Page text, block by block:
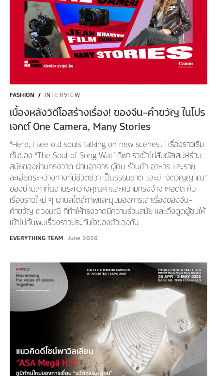
FASHION / INTERVIEW
เบื้องหลังวิดีโอสร้างเรื่อง! ของจีน–คำขวัญ ในโปร
เจกต์ One Camera, Many Stories
“Here, I see old souls talking on new scenes…” เรื่องราวเริ่ม
ต้นของ “The Soul of Song Wat” ที่พาเราเข้าไปสัมผัสเสน่ห์ร่วม
สมัยของย่านทรงวาด ผ่านอาคาร ผู้คน ร้านค้า อาหาร และราย
ละเอียดระหว่างทางที่มีชีวิตชีวา เป็นธรรมชาติ และมี “จิตวิญญาณ”
ของย่านเก่าที่ผสานระหว่างคุณค่าและความทรงจำจากอดีต กับ
เรื่องราวใหม่ ๆ ผ่านสไตล์ภาพและมุมมองการเล่าเรื่องของจีน–
คำขวัญ ดวงมณี ที่ทำให้ทรงวาดมีความร่วมสมัย และดึงดูดผู้ชมให้
เข้าไปค้นพบเรื่องราวประทับใจของตัวเองกัน
EVERYTHING TEAM June 2026